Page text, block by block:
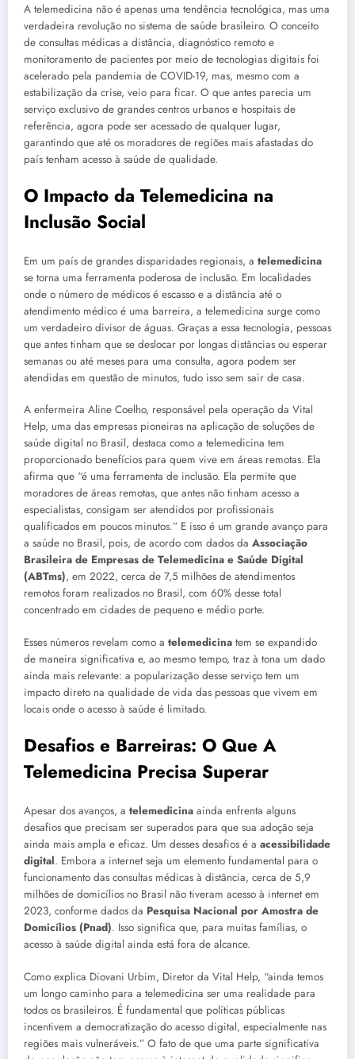
A telemedicina não é apenas uma tendência tecnológica, mas uma
verdadeira revolução no sistema de saúde brasileiro. O conceito
de consultas médicas a distância, diagnóstico remoto e
monitoramento de pacientes por meio de tecnologias digitais foi
acelerado pela pandemia de COVID-19, mas, mesmo com a
estabilização da crise, veio para ficar. O que antes parecia um
serviço exclusivo de grandes centros urbanos e hospitais de
referência, agora pode ser acessado de qualquer lugar,
garantindo que até os moradores de regiões mais afastadas do
país tenham acesso à saúde de qualidade.
O Impacto da Telemedicina na
Inclusão Social
Em um país de grandes disparidades regionais, a telemedicina
se torna uma ferramenta poderosa de inclusão. Em localidades
onde o número de médicos é escasso e a distância até o
atendimento médico é uma barreira, a telemedicina surge como
um verdadeiro divisor de águas. Graças a essa tecnologia, pessoas
que antes tinham que se deslocar por longas distâncias ou esperar
semanas ou até meses para uma consulta, agora podem ser
atendidas em questão de minutos, tudo isso sem sair de casa.
A enfermeira Aline Coelho, responsável pela operação da Vital
Help, uma das empresas pioneiras na aplicação de soluções de
saúde digital no Brasil, destaca como a telemedicina tem
proporcionado benefícios para quem vive em áreas remotas. Ela
afirma que “é uma ferramenta de inclusão. Ela permite que
moradores de áreas remotas, que antes não tinham acesso a
especialistas, consigam ser atendidos por profissionais
qualificados em poucos minutos.” E isso é um grande avanço para
a saúde no Brasil, pois, de acordo com dados da Associação
Brasileira de Empresas de Telemedicina e Saúde Digital
(ABTms), em 2022, cerca de 7,5 milhões de atendimentos
remotos foram realizados no Brasil, com 60% desse total
concentrado em cidades de pequeno e médio porte.
Esses números revelam como a telemedicina tem se expandido
de maneira significativa e, ao mesmo tempo, traz à tona um dado
ainda mais relevante: a popularização desse serviço tem um
impacto direto na qualidade de vida das pessoas que vivem em
locais onde o acesso à saúde é limitado.
Desafios e Barreiras: O Que A
Telemedicina Precisa Superar
Apesar dos avanços, a telemedicina ainda enfrenta alguns
desafios que precisam ser superados para que sua adoção seja
ainda mais ampla e eficaz. Um desses desafios é a acessibilidade
digital. Embora a internet seja um elemento fundamental para o
funcionamento das consultas médicas à distância, cerca de 5,9
milhões de domicílios no Brasil não tiveram acesso à internet em
2023, conforme dados da Pesquisa Nacional por Amostra de
Domicílios (Pnad). Isso significa que, para muitas famílias, o
acesso à saúde digital ainda está fora de alcance.
Como explica Diovani Urbim, Diretor da Vital Help, “ainda temos
um longo caminho para a telemedicina ser uma realidade para
todos os brasileiros. É fundamental que políticas públicas
incentivem a democratização do acesso digital, especialmente nas
regiões mais vulneráveis.” O fato de que uma parte significativa